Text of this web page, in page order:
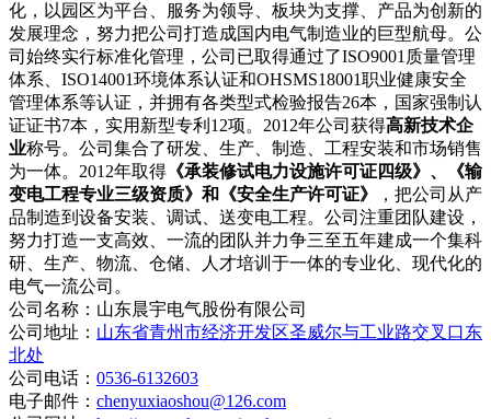
化，以园区为平台、服务为领导、板块为支撑、产品为创新的
发展理念，努力把公司打造成国内电气制造业的巨型航母。公
司始终实行标准化管理，公司已取得通过了ISO9001 质量管理
体系、 ISO14001环境体系认证和OHSMS18001职业健康安全
管理体系等认证，并拥有各类型式检验报告26本，国家强制认
证证书7本，实用新型专利 12项。 2012年公司获得高新技术企
业称号。公司集合了研发、生产、制造、工程安装和市场销售
为一体。 2012年取得 《承装修试电力设施许可证四级》、《输
变电工程专业三级资质》和《安全生产许可证》
，把公司从产
品制造到设备安装、调试、送变电工程。公司注重团队建设，
努力打造一支高效、一流的团队并力争三至五年建成一个集科
研、生产、物流、仓储、人才培训于一体的专业化、现代化的
电气一流公司。
公司名称：山东晨宇电气股份有限公司
公司地址： 山东省青州市经济开发区圣威尔与工业路交叉口东
北处
公司电话： 0536-6132603
电子邮件： chenyuxiaoshou@126.com